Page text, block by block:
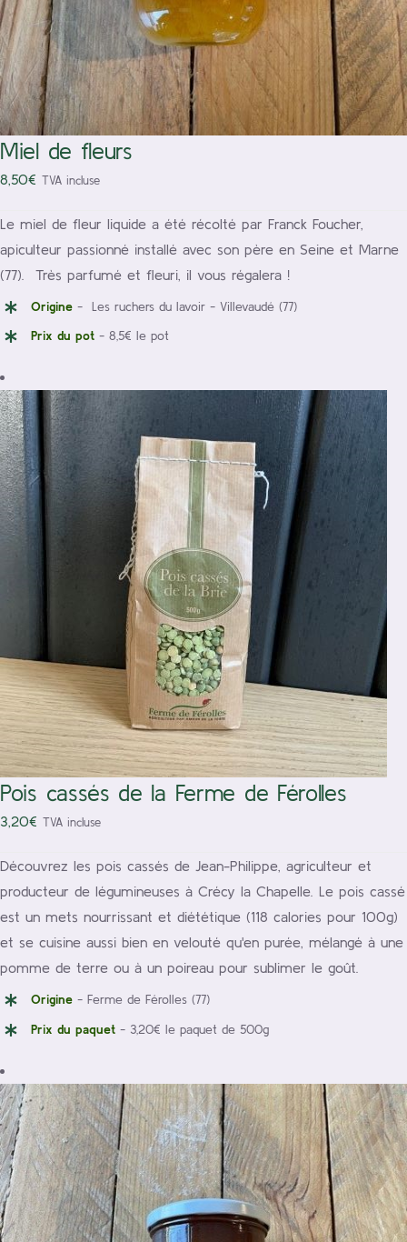
Miel de fleurs
8,50€ TVA incluse
Le miel de fleur liquide a été récolté par Franck Foucher,
apiculteur passionné installé avec son père en Seine et Marne
(77). Très parfumé et fleuri, il vous régalera !
Origine- Les ruchers du lavoir - Villevaudé (77)
Prix du pot - 8,5€ le pot
Ajouter au panier
/
Pois cassés de la Ferme de Férolles
3,20€ TVA incluse
Découvrez les pois cassés de Jean-Philippe, agriculteur et
producteur de légumineuses à Crécy la Chapelle. Le pois cassé
est un mets nourrissant et diététique (118 calories pour 100g)
et se cuisine aussi bien en velouté qu'en purée, mélangé à une
pomme de terre ou à un poireau pour sublimer le goût.
Origine- Ferme de Férolles (77)
Prix du paquet - 3,20€ le paquet de 500g